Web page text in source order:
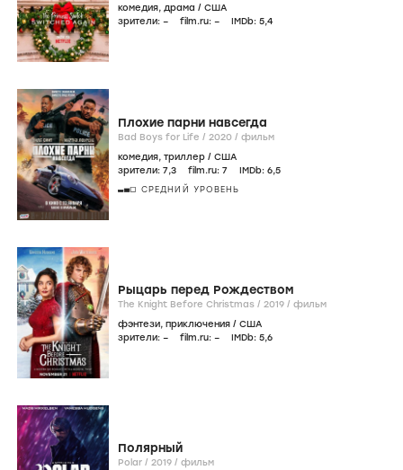
комедия, драма / США
зрители: – film.ru: – IMDb: 5,4
Плохие парни навсегда
Bad Boys for Life / 2020 / фильм
комедия, триллер / США
зрители: 7,3 film.ru: 7 IMDb: 6,5
СРЕДНИЙ УРОВЕНЬ
Рыцарь перед Рождеством
The Knight Before Christmas / 2019 / фильм
фэнтези, приключения / США
зрители: – film.ru: – IMDb: 5,6
Полярный
Polar / 2019 / фильм